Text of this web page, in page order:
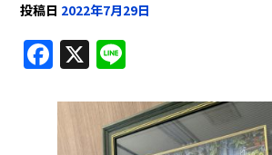
投稿日 2022年7月29日
F
a
c
X
e